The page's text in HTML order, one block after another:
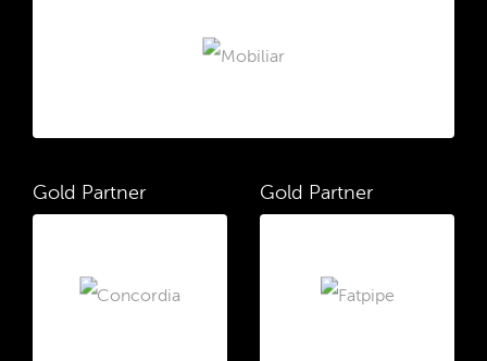
Gold Partner Gold Partner